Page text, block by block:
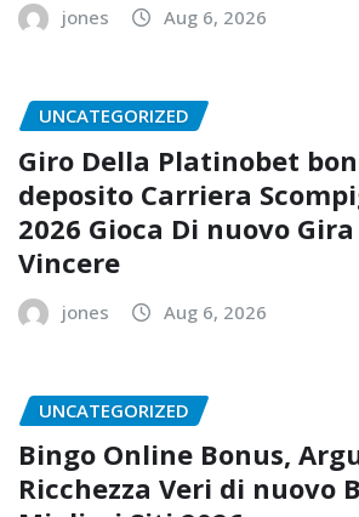
jones Aug 6, 2026
UNCATEGORIZED
Giro Della Platinobet
deposito Carriera
2026 Gioca Di nuovo
Vincere
jones Aug 6, 2026
UNCATEGORIZED
Bingo Online Bonus,
Ricchezza Veri di nuovo